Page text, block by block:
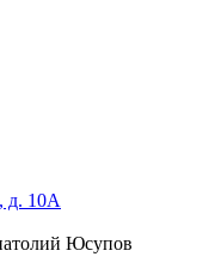
д. 10А
Юсупов